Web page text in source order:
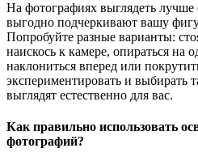
На фотографиях выглядеть лучше
выгодно подчеркивают вашу
Попробуйте разные варианты:
наискось к камере, опираться на
наклониться вперед или
экспериментировать и выбирать
выглядят естественно для вас.
Как правильно использовать
фотографий?